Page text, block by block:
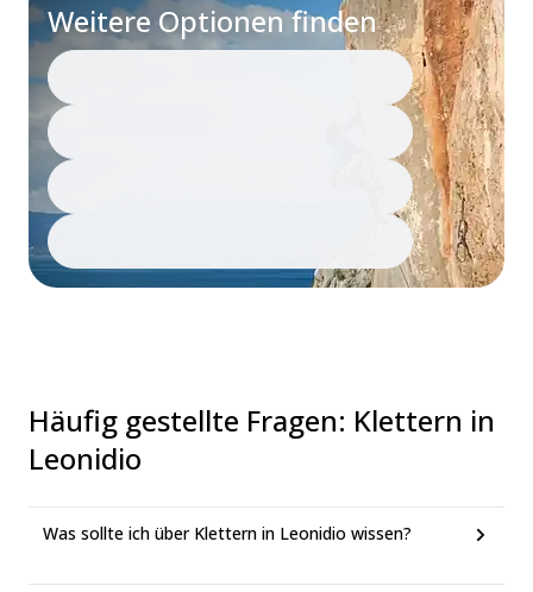
Weitere Optionen finden
Häufig gestellte Fragen: Klettern in
Leonidio
Was sollte ich über Klettern in Leonidio wissen?